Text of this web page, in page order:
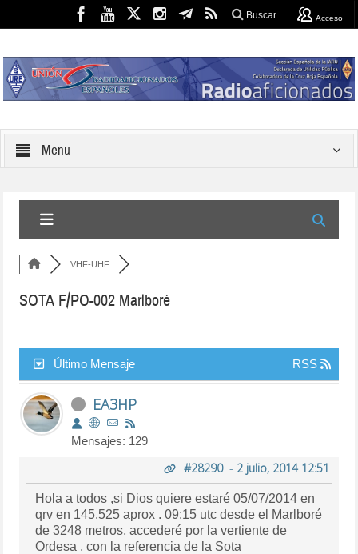
Buscar Acceso
Menu
VHF-UHF
SOTA F/PO-002 Marlboré
Último Mensaje RSS
EA3HP
Mensajes: 129
#28290- 2 julio, 2014 12:51
Hola a todos ,si Dios quiere estaré 05/07/2014 en
qrv en 145.525 aprox . 09:15 utc desde el Marlboré
de 3248 metros, accederé por la vertiente de
Ordesa , con la referencia de la Sota